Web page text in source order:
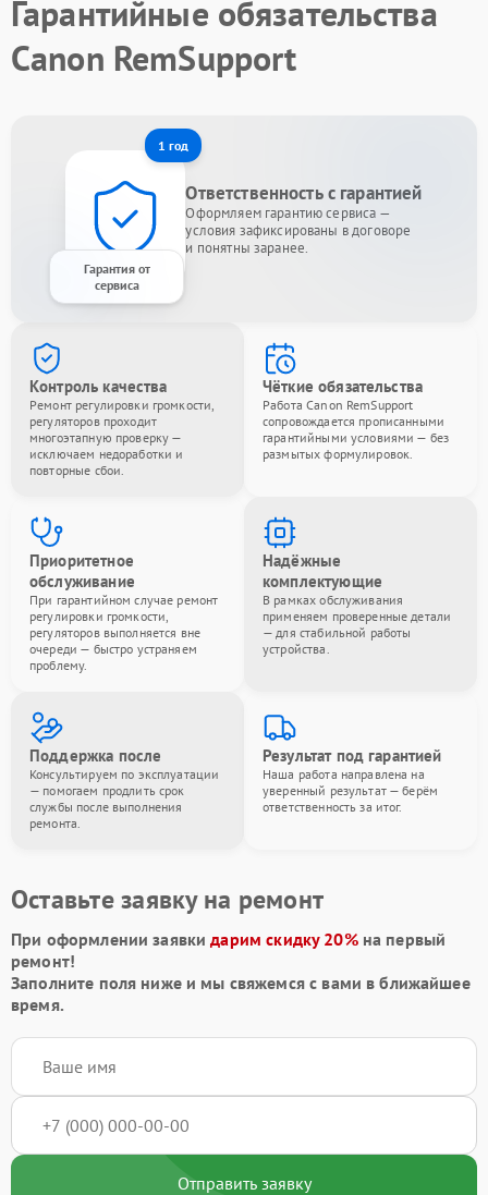
Гарантийные обязательства
Canon RemSupport
1 год
Гарантия от
сервиса
Ответственность с гарантией
Оформляем гарантию сервиса —
условия зафиксированы в договоре
и понятны заранее.
Контроль качества
Ремонт регулировки громкости,
регуляторов проходит
многоэтапную проверку —
исключаем недоработки и
повторные сбои.
Чёткие обязательства
Работа Canon RemSupport
сопровождается прописанными
гарантийными условиями — без
размытых формулировок.
Приоритетное
обслуживание
При гарантийном случае ремонт
регулировки громкости,
регуляторов выполняется вне
очереди — быстро устраняем
проблему.
Надёжные
комплектующие
В рамках обслуживания
применяем проверенные детали
— для стабильной работы
устройства.
Поддержка после
Консультируем по эксплуатации
— помогаем продлить срок
службы после выполнения
ремонта.
Результат под гарантией
Наша работа направлена на
уверенный результат — берём
ответственность за итог.
Оставьте заявку на ремонт
При оформлении заявкидарим скидку 20%на первый
ремонт!
Заполните поля ниже и мы свяжемся с вами в ближайшее
время.
Отправить заявку